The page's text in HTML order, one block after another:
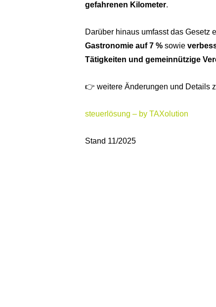
gefahrenen Kilometer.
Darüber hinaus umfasst das Gesetz
Gastronomie auf 7 % sowie
Tätigkeiten und gemeinnützige
👉 weitere Änderungen und Details
steuerlösung – by TAXolution
Stand 11/2025